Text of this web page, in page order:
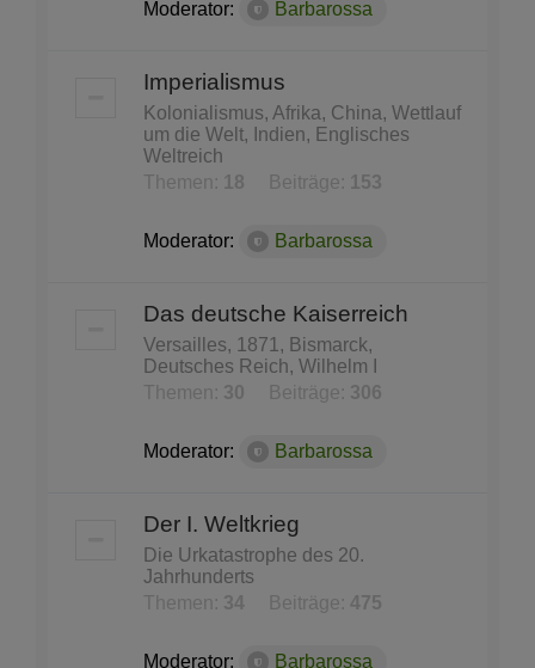
Moderator: Barbarossa
Imperialismus
Kolonialismus, Afrika, China, Wettlauf
um die Welt, Indien, Englisches
Weltreich
Themen:
18 Beiträge: 153
Moderator: Barbarossa
Das deutsche Kaiserreich
Versailles, 1871, Bismarck,
Deutsches Reich, Wilhelm I
Themen: 30 Beiträge: 306
Moderator: Barbarossa
Der I. Weltkrieg
Die Urkatastrophe des 20.
Jahrhunderts
Themen: 34 Beiträge: 475
Moderator: Barbarossa